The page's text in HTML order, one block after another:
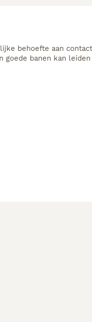
behoefte aan
goede banen kan